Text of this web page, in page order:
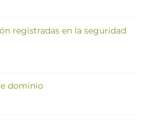
registradas en la seguridad
dominio